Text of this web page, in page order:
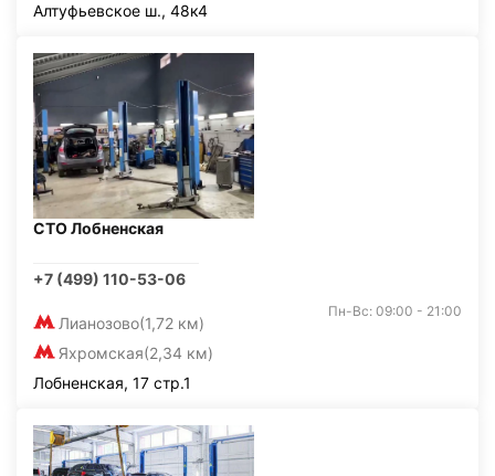
Алтуфьевское ш., 48к4
СТО Лобненская
+7 (499) 110-53-06
Лианозово(1,72 км)
Яхромская(2,34 км)
Пн-Вс: 09:00 - 21:00
Лобненская, 17 стр.1